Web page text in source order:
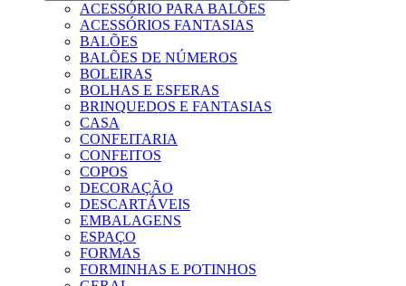
ACESSÓRIO PARA BALÕES
ACESSÓRIOS FANTASIAS
BALÕES
BALÕES DE NÚMEROS
BOLEIRAS
BOLHAS E ESFERAS
BRINQUEDOS E FANTASIAS
CASA
CONFEITARIA
CONFEITOS
COPOS
DECORAÇÃO
DESCARTÁVEIS
EMBALAGENS
ESPAÇO
FORMAS
FORMINHAS E POTINHOS